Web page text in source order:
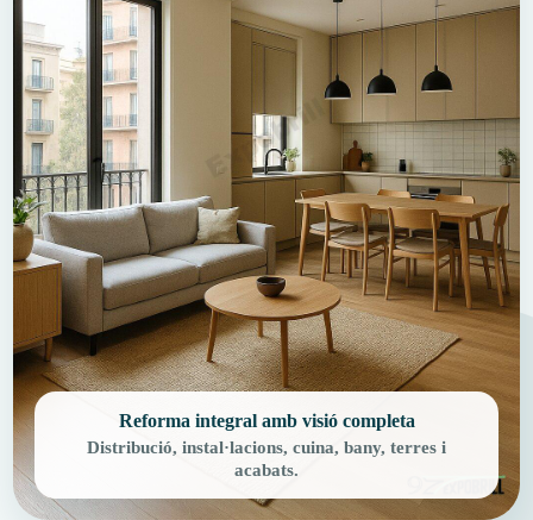
Reforma integral amb visió completa
Distribució, instal·lacions, cuina, bany, terres i
acabats.